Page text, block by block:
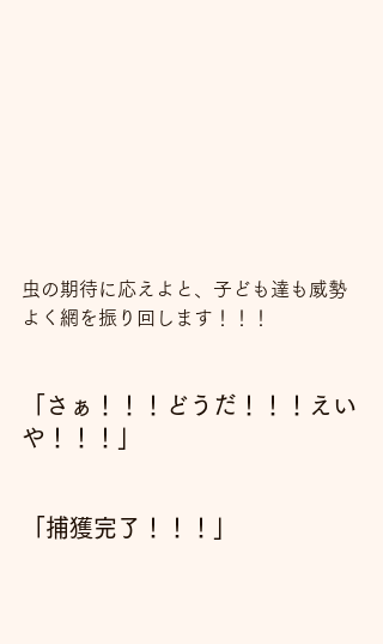
虫の期待に応えよと、子ども達も威勢
よく網を振り回します！！！
「さぁ！！！どうだ！！！えい
や！！！」
「捕獲完了！！！」